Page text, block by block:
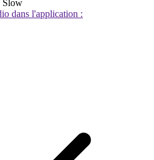
Slow
dans l'application :